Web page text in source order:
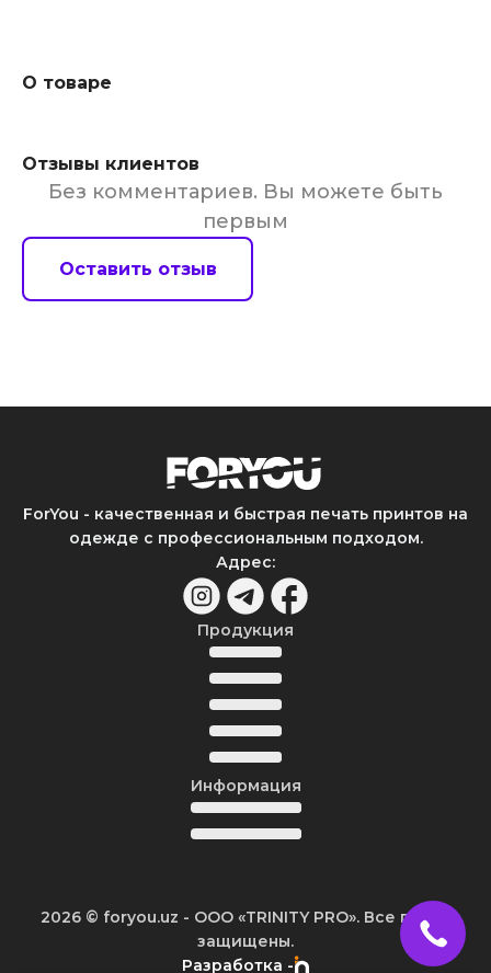
О товаре
Отзывы клиентов
Без комментариев. Вы можете быть
первым
Оставить отзыв
ForYou - качественная и быстрая печать принтов на
одежде с профессиональным подходом.
Адрес:
Продукция
Информация
2026 © foryou.uz - ООО «TRINITY PRO». Все права
защищены.
Разработка -